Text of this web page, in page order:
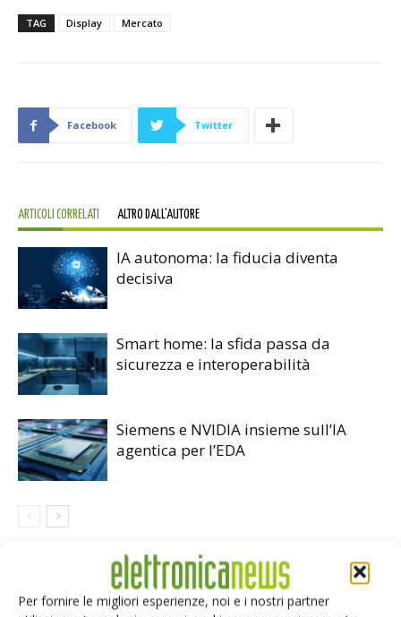
Per fornire le migliori esperienze, noi e i nostri partner
TAG Display Mercato
Facebook Twitter
ARTICOLI CORRELATI ALTRO DALL'AUTORE
IA autonoma: la fiducia diventa
decisiva
Smart home: la sfida passa da
sicurezza e interoperabilità
Siemens e NVIDIA insieme sull’IA
agentica per l’EDA
LASCIA UN COMMENTO